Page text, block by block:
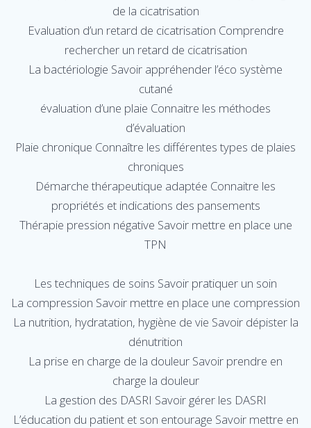
de la cicatrisation
Evaluation d’un retard de cicatrisation Comprendre
rechercher un retard de cicatrisation
La bactériologie Savoir appréhender l’éco système
cutané
évaluation d’une plaie Connaitre les méthodes
d’évaluation
Plaie chronique Connaître les différentes types de plaies
chroniques
Démarche thérapeutique adaptée Connaitre les
propriétés et indications des pansements
Thérapie pression négative Savoir mettre en place une
TPN
Les techniques de soins Savoir pratiquer un soin
La compression Savoir mettre en place une compression
La nutrition, hydratation, hygiène de vie Savoir dépister la
dénutrition
La prise en charge de la douleur Savoir prendre en
charge la douleur
La gestion des DASRI Savoir gérer les DASRI
L’éducation du patient et son entourage Savoir mettre en